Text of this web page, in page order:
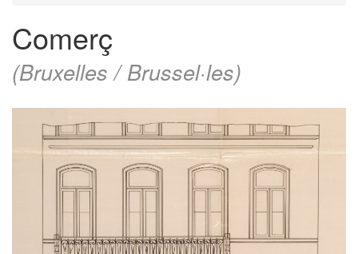
Comerç
(Bruxelles / Brussel·les)